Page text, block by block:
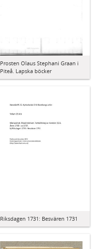
Prosten Olaus Stephani Graan i
Piteå. Lapska böcker
Riksdagen 1731: Besvären 1731